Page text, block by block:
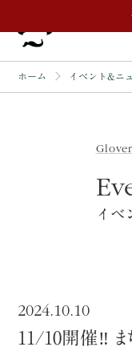
ホーム イベント&ニ
イベ
11/10開催‼ ま
2024.10.10